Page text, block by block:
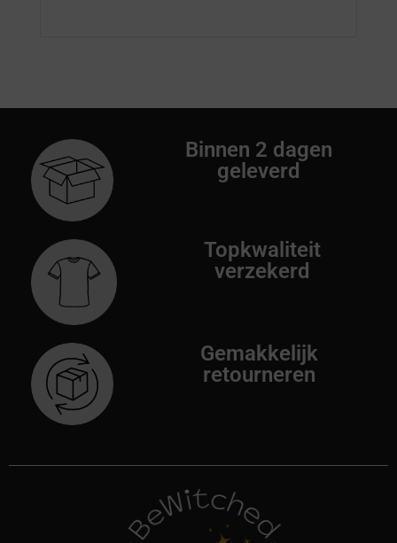
Binnen 2 dagen
geleverd
Topkwaliteit
verzekerd
Gemakkelijk
retourneren